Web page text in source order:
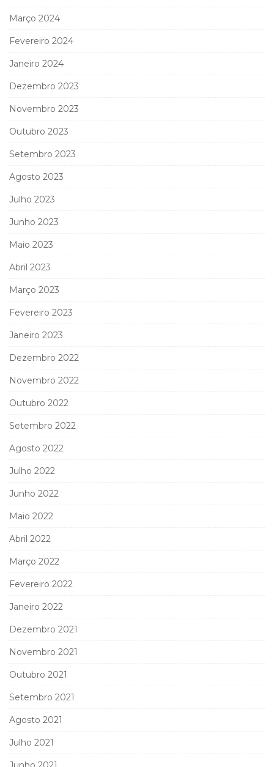
Março 2024
Fevereiro 2024
Janeiro 2024
Dezembro 2023
Novembro 2023
Outubro 2023
Setembro 2023
Agosto 2023
Julho 2023
Junho 2023
Maio 2023
Abril 2023
Março 2023
Fevereiro 2023
Janeiro 2023
Dezembro 2022
Novembro 2022
Outubro 2022
Setembro 2022
Agosto 2022
Julho 2022
Junho 2022
Maio 2022
Abril 2022
Março 2022
Fevereiro 2022
Janeiro 2022
Dezembro 2021
Novembro 2021
Outubro 2021
Setembro 2021
Agosto 2021
Julho 2021